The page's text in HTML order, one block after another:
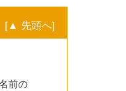
[▲ 先頭へ]
前の